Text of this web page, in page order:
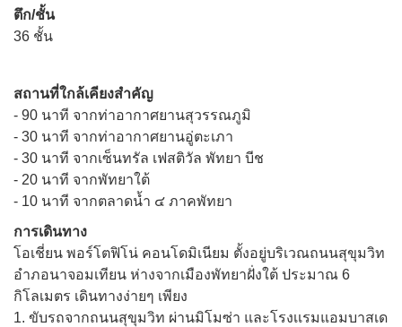
ตึก/ชั้น
36 ชั้น
สถานที่ใกล้เคียงสำคัญ
- 90 นาที จากท่าอากาศยานสุวรรณภูมิ
- 30 นาที จากท่าอากาศยานอู่ตะเภา
- 30 นาที จากเซ็นทรัล เฟสติวัล พัทยา บีช
- 20 นาที จากพัทยาใต้
-‎ 10 นาที จากตลาดน้ำ ๔ ภาคพัทยา
การเดินทาง
โอเชี่ยน พอร์โตฟิโน่ คอนโดมิเนียม ตั้งอยู่บริเวณถนนสุขุมวิท
อำภอนาจอมเทียน ห่างจากเมืองพัทยาฝั่งใต้ ประมาณ 6
กิโลเมตร เดินทางง่ายๆ เพียง
1. ขับรถจากถนนสุขุมวิท ผ่านมิโมซ่า และโรงเเรมแอมบาสเด